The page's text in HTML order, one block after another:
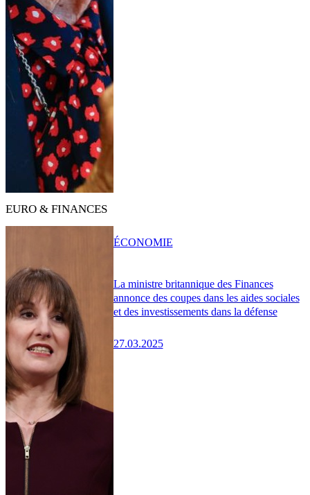
EURO & FINANCES
La ministre britannique des Finances
annonce des coupes dans les aides sociales
et des investissements dans la défense
27.03.2025
ÉCONOMIE